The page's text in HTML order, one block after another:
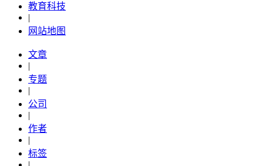
教育科技
|
网站地图
文章
|
专题
|
公司
|
作者
|
标签